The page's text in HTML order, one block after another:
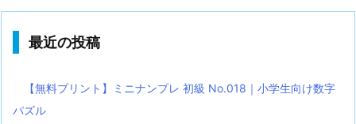
最近の投稿
【無料プリント】ミニナンプレ 初級 No.018｜小学生向け数字
パズル